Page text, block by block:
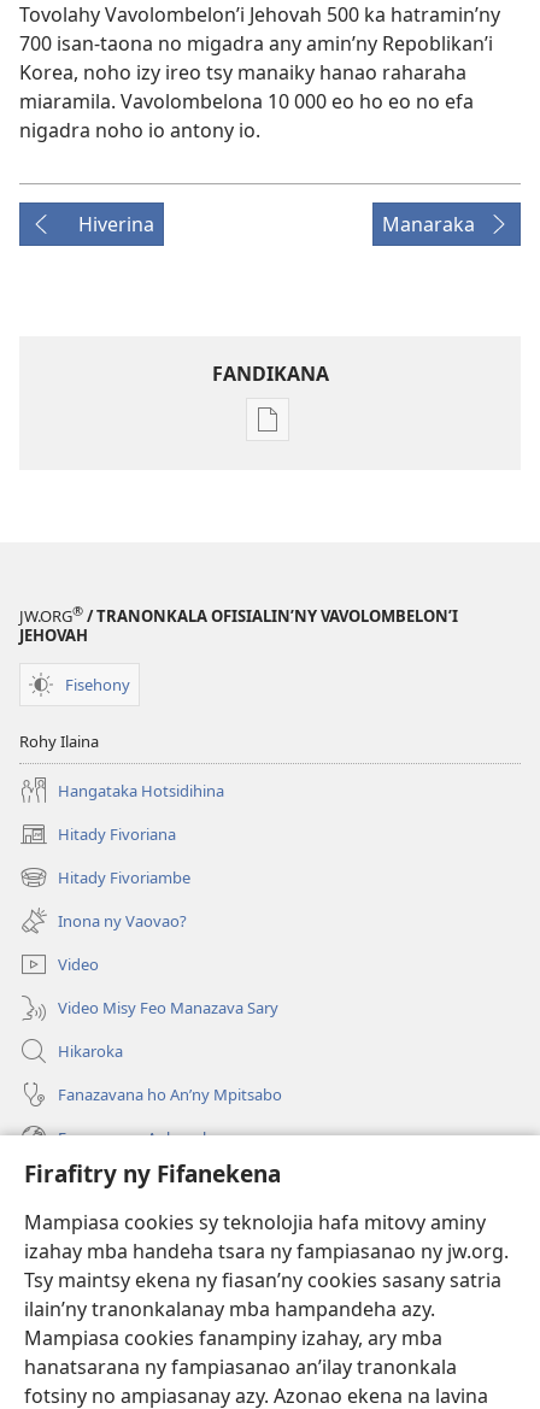
Firafitry ny Fifanekena
Mampiasa cookies sy teknolojia hafa mitovy aminy
izahay mba handeha tsara ny fampiasanao ny jw.org.
Tsy maintsy ekena ny fiasan’ny cookies sasany satria
ilain’ny tranonkalanay mba hampandeha azy.
Mampiasa cookies fanampiny izahay, ary mba
hanatsarana ny fampiasanao an’ilay tranonkala
fotsiny no ampiasanay azy. Azonao ekena na lavina
Tovolahy Vavolombelon’i Jehovah 500 ka hatramin’ny
700 isan-taona no migadra any amin’ny Repoblikan’i
Korea, noho izy ireo tsy manaiky hanao raharaha
miaramila. Vavolombelona 10 000 eo ho eo no efa
nigadra noho io antony io.
Hiverina Manaraka
FANDIKANA
Fandikana
JW.ORG® / TRANONKALA OFISIALIN’NY VAVOLOMBELON’I
JEHOVAH
Fisehony
Rohy Ilaina
Hangataka Hotsidihina
Hitady Fivoriana
(manokatra
rohy) Hitady Fivoriambe
(manokatra
rohy) Inona ny Vaovao?
Video
Video Misy Feo Manazava Sary
Hikaroka
Fanazavana ho An’ny Mpitsabo
Fanazavana Ankapobeny
Fanampiana
Fanomezana
(manokatra
rohy)
FITEHIRIZAM-BOKIN’NY Vavolombelon’i Jehovah
(manokatra
rohy)
JW Hub
(manokatra
rohy)